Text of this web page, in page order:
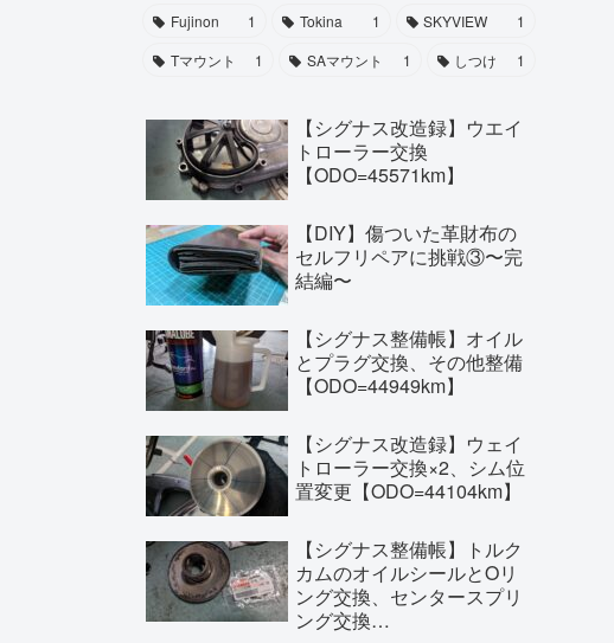
Fujinon
1 Tokina 1 SKYVIEW
1
Tマウント
1 SAマウント 1 しつけ 1
【シグナス改造録】ウエイ
トローラー交換
【ODO=45571km】
【DIY】傷ついた革財布の
セルフリペアに挑戦③〜完
結編〜
【シグナス整備帳】オイル
とプラグ交換、その他整備
【ODO=44949km】
【シグナス改造録】ウェイ
トローラー交換×2、シム位
置変更【ODO=44104km】
【シグナス整備帳】トルク
カムのオイルシールとOリ
ング交換、センタースプリ
ング交換